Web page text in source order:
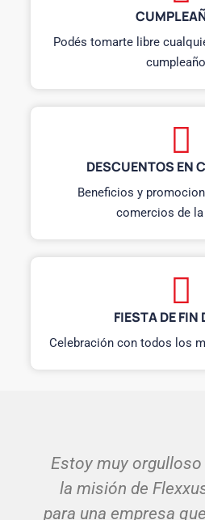
Podés tomarte libre
DESCUENTOS EN
Beneficios y
comercios de la
FIESTA DE FIN
Celebración con todos los
Estoy muy
la misión de
para una empresa